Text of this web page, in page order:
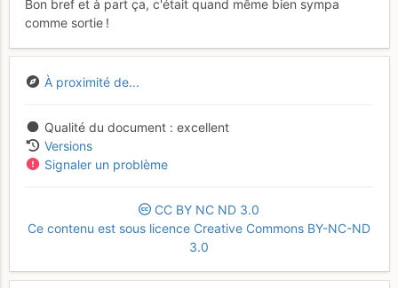
Bon bref et à part ça, c'était quand même bien sympa
comme sortie !
À proximité de...
Qualité du document
excellent
Versions
Signaler un problème
CC BY NC ND 3.0
Ce contenu est sous licence Creative Commons BY-NC-ND
3.0